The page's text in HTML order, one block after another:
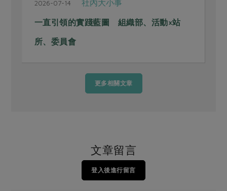
2026-07-14 社內大小事
一直引領的實踐藍圖 組織部、活動×站
所、委員會
更多相關文章
文章留言
登入後進行留言